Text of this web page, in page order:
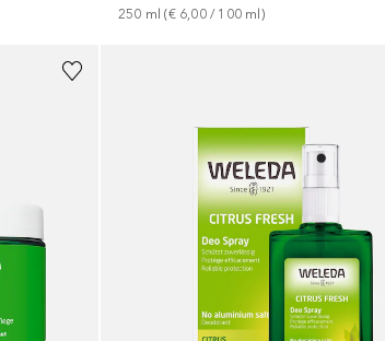
250 ml (€ 6,00 / 100 ml )